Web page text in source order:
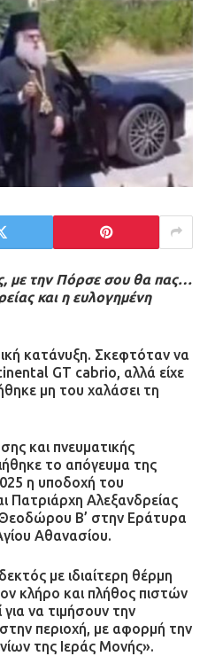
με την Πόρσε σου θα πας…
και η ευλογημένη
κατάνυξη. Σκεφτόταν να
GT cabrio, αλλά είχε
μη του χαλάσει τη
και πνευματικής
το απόγευμα της
η υποδοχή του
Αλεξανδρείας
Β’ στην Εράτυρα
Αθανασίου.
με ιδιαίτερη θέρμη
κλήρο και πλήθος πιστών
να τιμήσουν την
περιοχή, με αφορμή την
της Ιεράς Μονής».